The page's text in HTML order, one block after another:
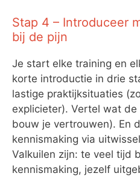
Stap 4 – Introduceer
bij de pijn
Je start elke training en
korte introductie in drie
lastige praktijksituaties
explicieter). Vertel wat
bouw je vertrouwen). En
kennismaking via
Valkuilen zijn: te veel tijd
kennismaking, jezelf